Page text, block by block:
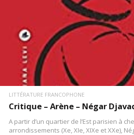
LITTÉRATURE FRANCOPHONE
Critique – Arène – Négar
A partir d’un quartier de l’Est parisien à
arrondissements (Xe, XIe, XIXe et XXe),